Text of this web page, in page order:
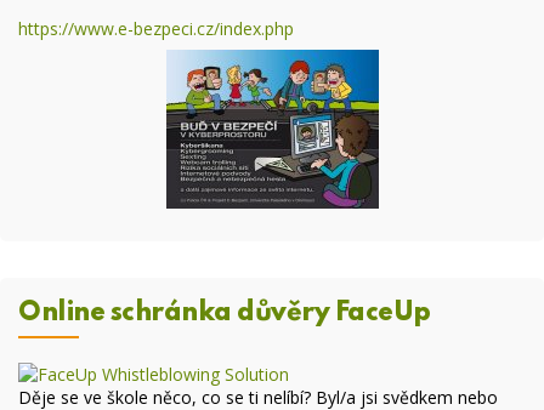
https://www.e-bezpeci.cz/index.php
Online schránka důvěry FaceUp
Děje se ve škole něco, co se ti nelíbí? Byl/a jsi svědkem nebo